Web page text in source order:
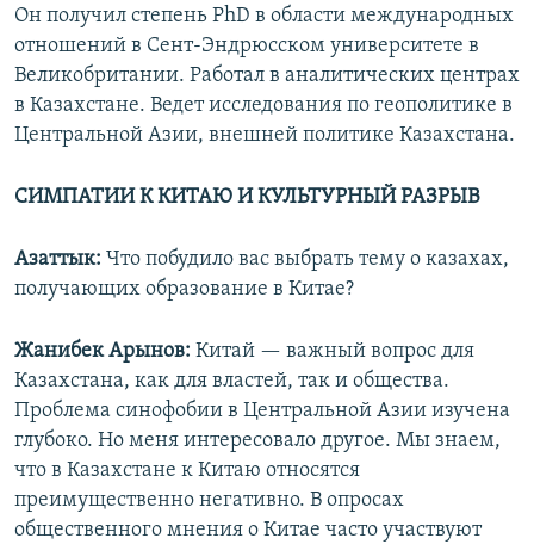
Он получил степень PhD в области международных
отношений в Сент-Эндрюсском университете в
Великобритании. Работал в аналитических центрах
в Казахстане. Ведет исследования по геополитике в
Центральной Азии, внешней политике Казахстана.
СИМПАТИИ К КИТАЮ И КУЛЬТУРНЫЙ РАЗРЫВ
Азаттык: Что побудило вас выбрать тему о казахах,
получающих образование в Китае?
Жанибек Арынов: Китай — важный вопрос для
Казахстана, как для властей, так и общества.
Проблема синофобии в Центральной Азии изучена
глубоко. Но меня интересовало другое. Мы знаем,
что в Казахстане к Китаю относятся
преимущественно негативно. В опросах
общественного мнения о Китае часто участвуют